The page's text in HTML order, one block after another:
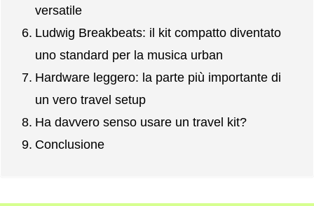
versatile
Ludwig Breakbeats: il kit compatto diventato
uno standard per la musica urban
Hardware leggero: la parte più importante di
un vero travel setup
Ha davvero senso usare un travel kit?
Conclusione